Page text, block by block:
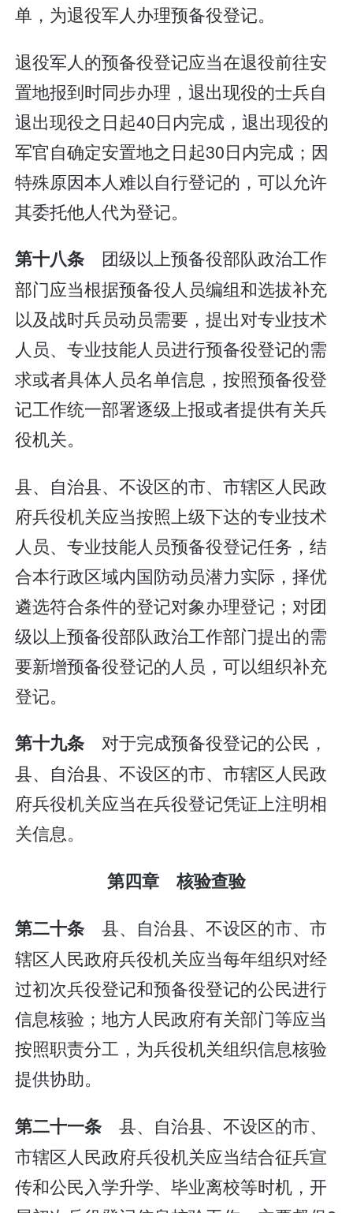
单，为退役军人办理预备役登记。
退役军人的预备役登记应当在退役前往安
置地报到时同步办理，退出现役的士兵自
退出现役之日起40日内完成，退出现役的
军官自确定安置地之日起30日内完成；因
特殊原因本人难以自行登记的，可以允许
其委托他人代为登记。
第十八条 团级以上预备役部队政治工作
部门应当根据预备役人员编组和选拔补充
以及战时兵员动员需要，提出对专业技术
人员、专业技能人员进行预备役登记的需
求或者具体人员名单信息，按照预备役登
记工作统一部署逐级上报或者提供有关兵
役机关。
县、自治县、不设区的市、市辖区人民政
府兵役机关应当按照上级下达的专业技术
人员、专业技能人员预备役登记任务，结
合本行政区域内国防动员潜力实际，择优
遴选符合条件的登记对象办理登记；对团
级以上预备役部队政治工作部门提出的需
要新增预备役登记的人员，可以组织补充
登记。
第十九条对于完成预备役登记的公民，
县、自治县、不设区的市、市辖区人民政
府兵役机关应当在兵役登记凭证上注明相
关信息。
第四章 核验查验
第二十条 县、自治县、不设区的市、市
辖区人民政府兵役机关应当每年组织对经
过初次兵役登记和预备役登记的公民进行
信息核验；地方人民政府有关部门等应当
按照职责分工，为兵役机关组织信息核验
提供协助。
第二十一条 县、自治县、不设区的市、
市辖区人民政府兵役机关应当结合征兵宣
传和公民入学升学、毕业离校等时机，开